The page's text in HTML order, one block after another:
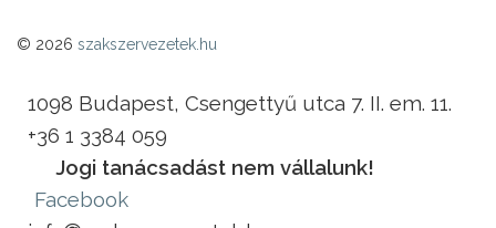
© 2026 szakszervezetek.hu
1098 Budapest, Csengettyű utca 7. II. em. 11.
+36 1 3384 059
Jogi tanácsadást nem vállalunk!
Facebook